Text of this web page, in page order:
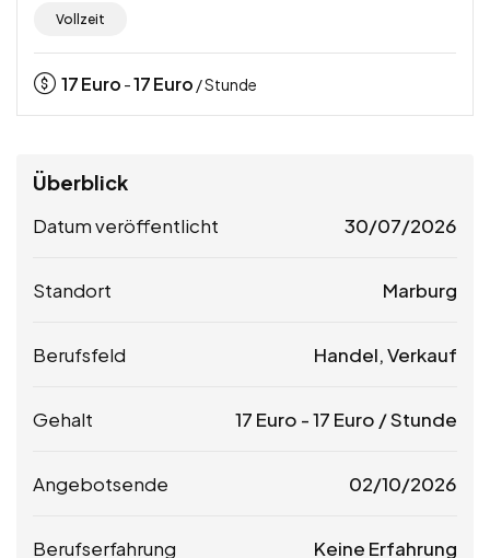
Vollzeit
17Euro -17Euro / Stunde
Überblick
Datum veröffentlicht 30/07/2026
Standort Marburg
Berufsfeld Handel, Verkauf
Gehalt 17 Euro -17 Euro / Stunde
Angebotsende 02/10/2026
Berufserfahrung Keine Erfahrung